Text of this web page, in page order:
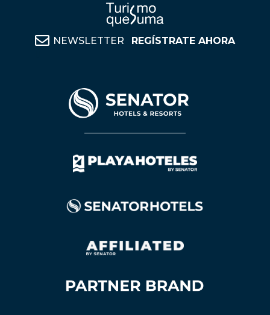
NEWSLETTER REGÍSTRATE AHORA